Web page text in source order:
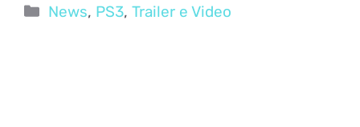
Categorie
News, PS3,Trailer e Video